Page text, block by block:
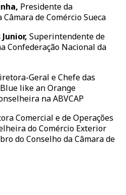
Presidente da
de Comércio Sueca
Superintendente de
Confederação Nacional da
Geral e Chefe das
like an Orange
na ABVCAP
Comercial e de Operações
do Comércio Exterior
do Conselho da Câmara de